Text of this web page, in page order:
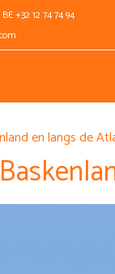
BE +32 12 74 74 94
en langs de